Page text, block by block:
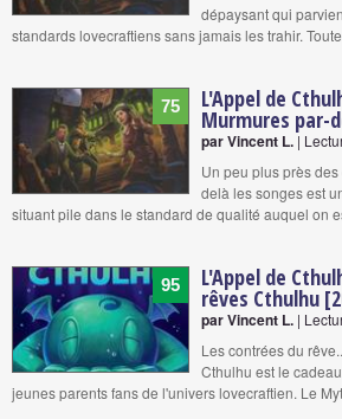
dépaysant qui
standards lovecraftiens sans jamais les trahir.
75 L'Appel de
Murmures par-
par Vincent L. |
Un peu plus près
delà les songes est
situant pile dans le standard de qualité auquel on
95 L'Appel de
rêves Cthulhu
par Vincent L. |
Les contrées du
Cthulhu est le
jeunes parents fans de l'univers lovecraftien. Le